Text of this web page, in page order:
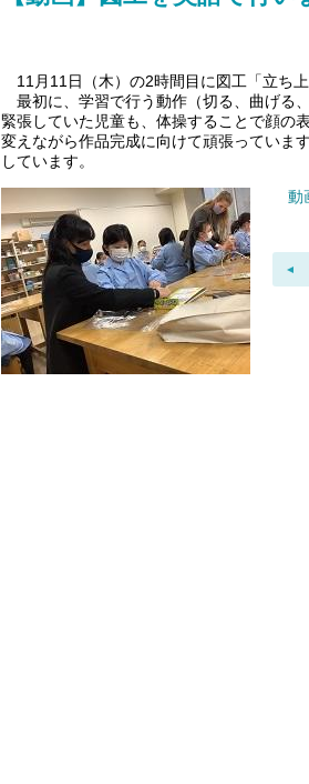
11月11日（木）の2時間目に図工「立ち
最初に、学習で行う動作（切る、曲げる
緊張していた児童も、体操することで顔の
変えながら作品完成に向けて頑張っていま
しています。
動